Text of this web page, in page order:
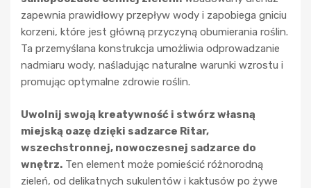
zapewnia prawidłowy przepływ wody i zapobiega gniciu
korzeni, które jest główną przyczyną obumierania roślin.
Ta przemyślana konstrukcja umożliwia odprowadzanie
nadmiaru wody, naśladując naturalne warunki wzrostu i
promując optymalne zdrowie roślin.
Uwolnij swoją kreatywność i stwórz własną
miejską oazę dzięki sadzarce Ritar,
wszechstronnej, nowoczesnej sadzarce do
wnętrz. Ten element może pomieścić różnorodną
zieleń, od delikatnych sukulentów i kaktusów po żywe